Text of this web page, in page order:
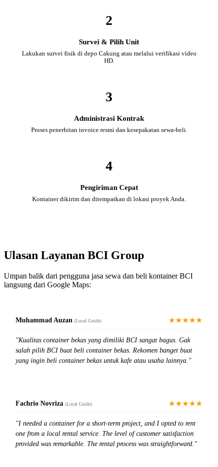
2
Survei & Pilih Unit
Lakukan survei fisik di depo Cakung atau melalui verifikasi video
HD.
3
Administrasi Kontrak
Proses penerbitan invoice resmi dan kesepakatan sewa-beli.
4
Pengiriman Cepat
Kontainer dikirim dan ditempatkan di lokasi proyek Anda.
Ulasan Layanan BCI Group
Umpan balik dari pengguna jasa sewa dan beli kontainer BCI
langsung dari Google Maps:
Muhammad Auzan (Local Guide) ★★★★★
"Kualitas container bekas yang dimiliki BCI sangat bagus. Gak
salah pilih BCI buat beli container bekas. Rekomen banget buat
yang ingin beli container bekas untuk kafe atau usaha lainnya."
Fachrio Novriza (Local Guide) ★★★★★
"I needed a container for a short-term project, and I opted to rent
one from a local rental service. The level of customer satisfaction
provided was remarkable. The rental process was straightforward."